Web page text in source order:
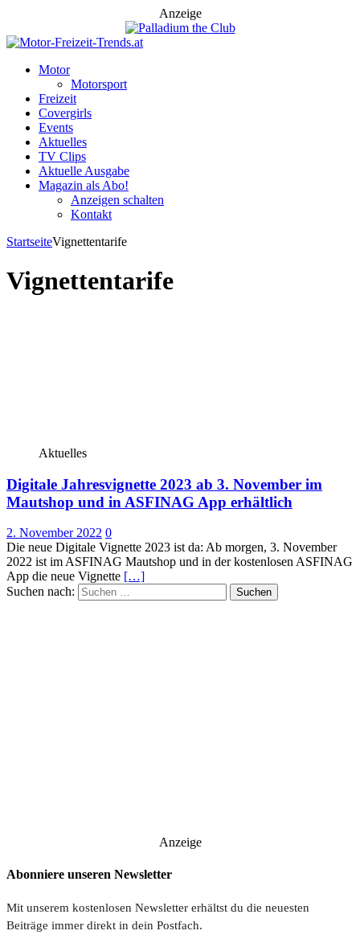
Anzeige
Motor
Motorsport
Freizeit
Covergirls
Events
Aktuelles
TV Clips
Aktuelle Ausgabe
Magazin als Abo!
Anzeigen schalten
Kontakt
StartseiteVignettentarife
Vignettentarife
Aktuelles
Digitale Jahresvignette 2023 ab 3. November im
Mautshop und in ASFINAG App erhältlich
2. November 2022 0
Die neue Digitale Vignette 2023 ist da: Ab morgen, 3. November
2022 ist im ASFINAG Mautshop und in der kostenlosen ASFINAG
App die neue Vignette […]
Suchen nach:
Anzeige
Abonniere unseren Newsletter
Mit unserem kostenlosen Newsletter erhältst du die neuesten
Beiträge immer direkt in dein Postfach.